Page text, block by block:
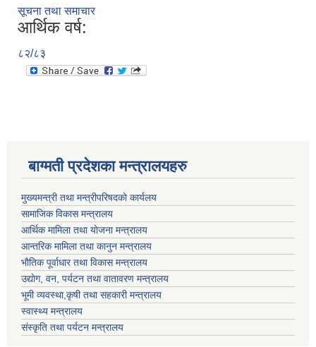
सूचना तथा समाचार
आर्थिक वर्ष:
८२/८३
बाग्मती प्रदेशका मन्त्रालयहरु
मुख्यमन्त्री तथा मन्त्रीपरिषदकाे कार्यलय
सामाजिक विकास मन्त्रालय
आर्थिक मामिला तथा याेजना मन्त्रालय
आन्तरिक मामिला तथा कानुन मन्त्रालय
भाैतिक पूर्वाधार तथा विकास मन्त्रालय
उद्याेग, वन, पर्यटन तथा वातावरण मन्त्रालय
भूमी व्यवस्था,कृषी तथा सहकारी मन्त्रालय
स्वास्थ्य मन्त्रालय
संस्कृति तथा पर्यटन मन्त्रालय